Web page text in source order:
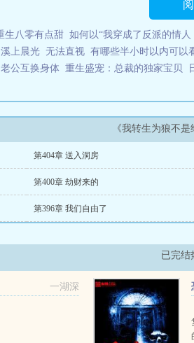
生八零有点甜 如何以“我穿成了反派的情
溪上晨光 无法直视 有哪些半小时以内可以
公互换身体 重生盛宠：总裁的独家宝贝
《我转生为狼不
第404章 送入洞房
第400章 劫财来的
第396章 我们自由了
已完结
一湖深